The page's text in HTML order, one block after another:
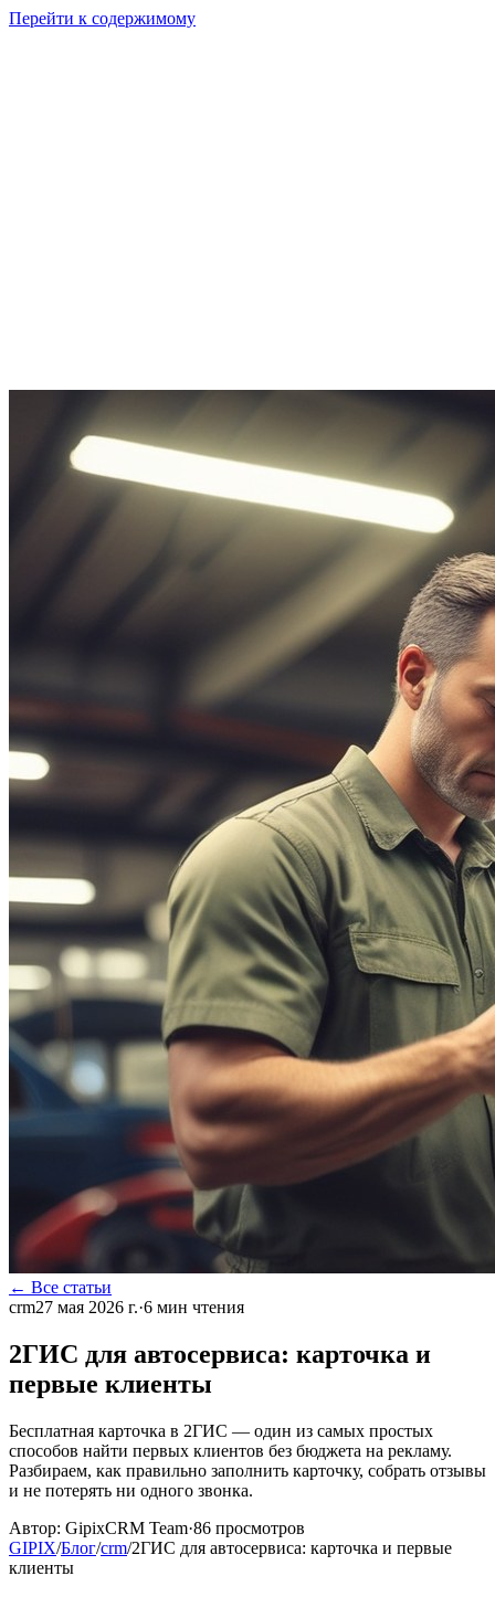
Перейти к содержимому
← Все статьи
crm27 мая 2026 г.·6 мин чтения
2ГИС для автосервиса: карточка и
первые клиенты
Бесплатная карточка в 2ГИС — один из самых простых
способов найти первых клиентов без бюджета на рекламу.
Разбираем, как правильно заполнить карточку, собрать отзывы
и не потерять ни одного звонка.
Автор: GipixCRM Team·86 просмотров
GIPIX/Блог/crm/2ГИС для автосервиса: карточка и первые
клиенты